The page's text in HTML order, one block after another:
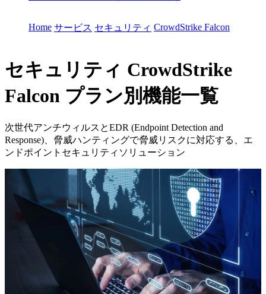
Home サービス セキュリティ CrowdStrike Falcon
セキュリティ CrowdStrike
Falcon プラン別機能一覧
次世代アンチウィルスとEDR (Endpoint Detection and
Response)、脅威ハンティングで脅威リスクに対応する、エ
ンドポイントセキュリティソリューション